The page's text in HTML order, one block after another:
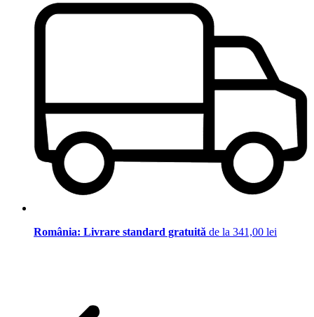
România: Livrare standard gratuită de la 341,00 lei